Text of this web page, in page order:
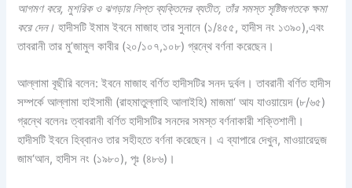
আগমণ করে, মুশরিক ও ঝগড়ায় লিপ্ত ব্যক্তিদের ব্যতীত, তাঁর সমস্ত সৃষ্টিজগতকে ক্ষমা
করে দেন। হাদীসটি ইমাম ইবনে মাজাহ তার সুনানে (১/৪৫৫, হাদীস নং ১৩৯০),এবং
তাবরানী তার মু’জামুল কাবীর (২০/১০৭,১০৮) গ্রন্থে বর্ণনা করেছেন।
আল্লামা বূছীরি বলেন: ইবনে মাজাহ বর্ণিত হাদীসটির সনদ দুর্বল। তাবরানী বর্ণিত হাদীস
সম্পর্কে আল্লামা হাইসামী (রাহমাতুল্লাহি আলাইহি) মাজমা‘ আয যাওয়ায়েদ (৮/৬৫)
গ্রন্থে বলেনঃ ত্বাবরানী বর্ণিত হাদীসটির সনদের সমস্ত বর্ণনাকারী শক্তিশালী।
হাদীসটি ইবনে হিব্বানও তার সহীহতে বর্ণনা করেছেন। এ ব্যাপারে দেখুন, মাওয়ারেদুজ
জাম‘আন, হাদীস নং (১৯৮০), পৃঃ (৪৮৬)।